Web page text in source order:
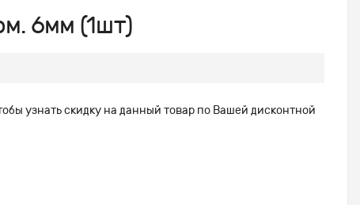
6мм (1шт)
узнать скидку на данный товар по Вашей дисконтной